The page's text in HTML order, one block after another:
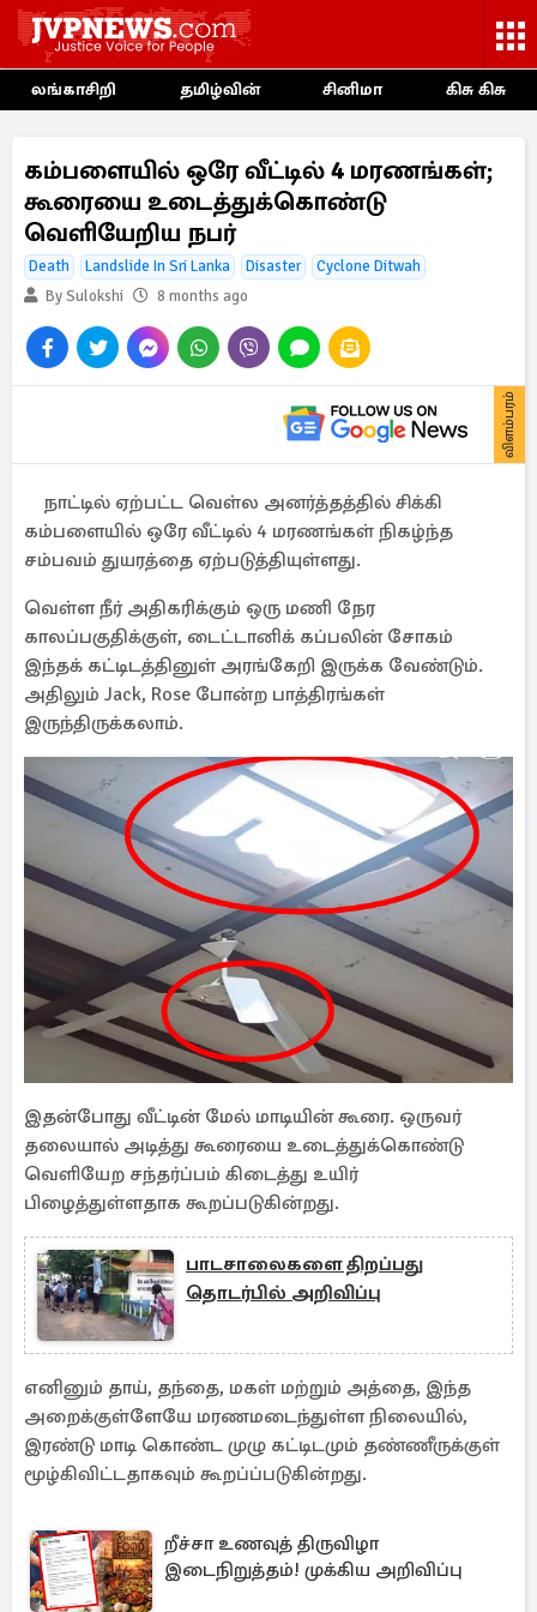
லங்காசிறி தமிழ்வின் சினிமா கிசு கிசு
கம்பளையில் ஒரே வீட்டில் 4 மரணங்கள்;
கூரையை உடைத்துக்கொண்டு
வெளியேறிய நபர்
Death Landslide In Sri Lanka Disaster
Cyclone Ditwah
By Sulokshi
8 months ago
விளம்பரம்
நாட்டில் ஏற்பட்ட வெள்ல அனர்த்தத்தில் சிக்கி
கம்பளையில் ஒரே வீட்டில் 4 மரணங்கள் நிகழ்ந்த
சம்பவம் துயரத்தை ஏற்படுத்தியுள்ளது.
வெள்ள நீர் அதிகரிக்கும் ஒரு மணி நேர
காலப்பகுதிக்குள், டைட்டானிக் கப்பலின் சோகம்
இந்தக் கட்டிடத்தினுள் அரங்கேறி இருக்க வேண்டும்.
அதிலும் Jack, Rose போன்ற பாத்திரங்கள்
இருந்திருக்கலாம்.
இதன்போது வீட்டின் மேல் மாடியின் கூரை. ஒருவர்
தலையால் அடித்து கூரையை உடைத்துக்கொண்டு
வெளியேற சந்தர்ப்பம் கிடைத்து உயிர்
பிழைத்துள்ளதாக கூறப்படுகின்றது.
பாடசாலைகளை திறப்பது
தொடர்பில் அறிவிப்பு
எனினும் தாய், தந்தை, மகள் மற்றும் அத்தை, இந்த
அறைக்குள்ளேயே மரணமடைந்துள்ள நிலையில்,
இரண்டு மாடி கொண்ட முழு கட்டிடமும் தண்ணீருக்குள்
மூழ்கிவிட்டதாகவும் கூறப்ப்படுகின்றது.
றீச்சா உணவுத் திருவிழா
இடைநிறுத்தம்! முக்கிய அறிவிப்பு